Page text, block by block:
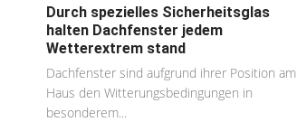
Durch spezielles Sicherheitsglas
halten Dachfenster jedem
Wetterextrem stand
Dachfenster sind aufgrund ihrer Position am
Haus den Witterungsbedingungen in
besonderem...